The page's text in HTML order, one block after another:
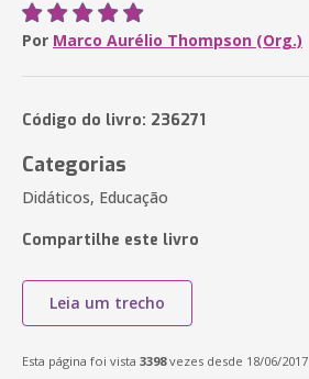
Por Marco Aurélio Thompson (Org.)
Código do livro: 236271
Categorias
Didáticos, Educação
Compartilhe este livro
Leia um trecho
Esta página foi vista 3398vezes desde 18/06/2017